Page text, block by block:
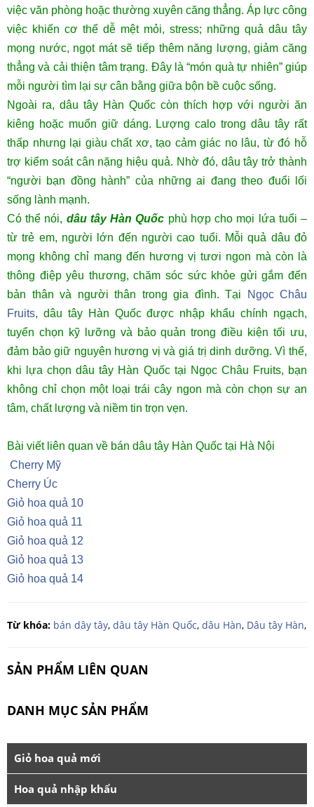
việc văn phòng hoặc thường xuyên căng thẳng. Áp lực công
việc khiến cơ thể dễ mệt mỏi, stress; những quả dâu tây
mọng nước, ngọt mát sẽ tiếp thêm năng lượng, giảm căng
thẳng và cải thiện tâm trạng. Đây là “món quà tự nhiên” giúp
mỗi người tìm lại sự cân bằng giữa bộn bề cuộc sống.
Ngoài ra, dâu tây Hàn Quốc còn thích hợp với người ăn
kiêng hoặc muốn giữ dáng. Lượng calo trong dâu tây rất
thấp nhưng lại giàu chất xơ, tạo cảm giác no lâu, từ đó hỗ
trợ kiểm soát cân nặng hiệu quả. Nhờ đó, dâu tây trở thành
“người bạn đồng hành” của những ai đang theo đuổi lối
sống lành mạnh.
Có thể nói, dâu tây Hàn Quốc phù hợp cho mọi lứa tuổi –
từ trẻ em, người lớn đến người cao tuổi. Mỗi quả dâu đỏ
mọng không chỉ mang đến hương vị tươi ngon mà còn là
thông điệp yêu thương, chăm sóc sức khỏe gửi gắm đến
bản thân và người thân trong gia đình. Tại
Ngọc Châu
Fruits, dâu tây Hàn Quốc được nhập khẩu chính ngạch,
tuyển chọn kỹ lưỡng và bảo quản trong điều kiện tối ưu,
đảm bảo giữ nguyên hương vị và giá trị dinh dưỡng. Vì thế,
khi lựa chọn dâu tây Hàn Quốc tại Ngọc Châu Fruits, bạn
không chỉ chọn một loại trái cây ngon mà còn chọn sự an
tâm, chất lượng và niềm tin trọn vẹn.
Bài viết liên quan về bán dâu tây Hàn Quốc tại Hà Nội
Cherry Mỹ
Cherry Úc
Giỏ hoa quả 10
Giỏ hoa quả 11
Giỏ hoa quả 12
Giỏ hoa quả 13
Giỏ hoa quả 14
Từ khóa: bán dây tây, dâu tây Hàn Quốc, dâu Hàn, Dâu tây Hàn,
SẢN PHẨM LIÊN QUAN
DANH MỤC SẢN PHẨM
Giỏ hoa quả mới
Hoa quả nhập khẩu